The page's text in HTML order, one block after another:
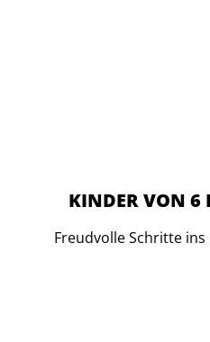
KINDER VON 6
Freudvolle Schritte